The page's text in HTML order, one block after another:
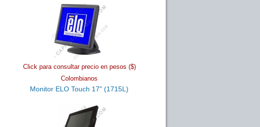
Click para consultar precio en pesos ($)
Colombianos
Monitor ELO Touch 17" (1715L)